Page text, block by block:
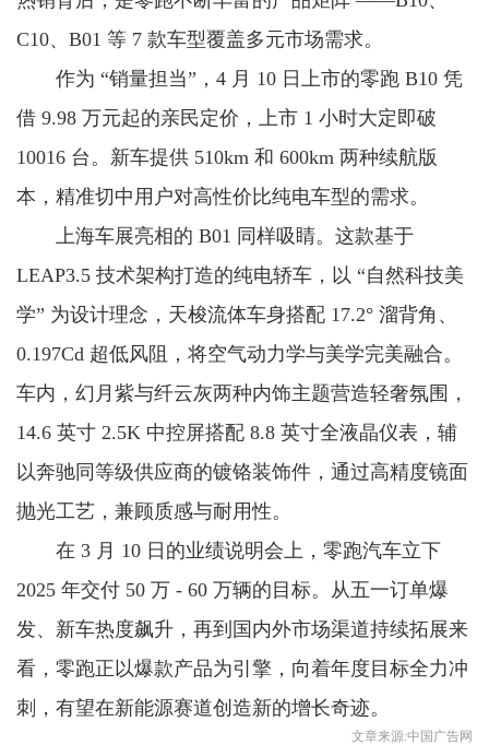
C10、B01 等 7 款车型覆盖多元市场需求。
作为 “销量担当”，4 月 10 日上市的零跑 B10 凭
借 9.98 万元起的亲民定价，上市 1 小时大定即破
10016 台。新车提供 510km 和 600km 两种续航版
本，精准切中用户对高性价比纯电车型的需求。
上海车展亮相的 B01 同样吸睛。这款基于
LEAP3.5 技术架构打造的纯电轿车，以 “自然科技美
学” 为设计理念，天梭流体车身搭配 17.2° 溜背角、
0.197Cd 超低风阻，将空气动力学与美学完美融合。
车内，幻月紫与纤云灰两种内饰主题营造轻奢氛围，
14.6 英寸 2.5K 中控屏搭配 8.8 英寸全液晶仪表，辅
以奔驰同等级供应商的镀铬装饰件，通过高精度镜面
抛光工艺，兼顾质感与耐用性。
在 3 月 10 日的业绩说明会上，零跑汽车立下
2025 年交付 50 万 - 60 万辆的目标。从五一订单爆
发、新车热度飙升，再到国内外市场渠道持续拓展来
看，零跑正以爆款产品为引擎，向着年度目标全力冲
刺，有望在新能源赛道创造新的增长奇迹。
文章来源:中国广告网